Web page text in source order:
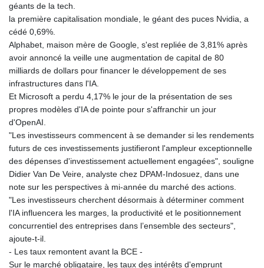
MXN 19.811612
MZN 73.835683
NAD 18.719883
NGN 1573.640789
NOK 10.986386
NPR 175.441455
OMR 0.444252
PAB 1.152294
PEN 3.902292
PGK 5.092273
PHP 70.184643
PKR 319.904254
PLN 4.298497
PYG 6851.557409
RON 5.248053
RSD 117.311005
géants de la tech.
la première capitalisation mondiale, le géant des puces Nvidia, a
cédé 0,69%.
Alphabet, maison mère de Google, s'est repliée de 3,81% après
avoir annoncé la veille une augmentation de capital de 80
milliards de dollars pour financer le développement de ses
infrastructures dans l'IA.
Et Microsoft a perdu 4,17% le jour de la présentation de ses
propres modèles d'IA de pointe pour s'affranchir un jour
d'OpenAI.
"Les investisseurs commencent à se demander si les rendements
futurs de ces investissements justifieront l'ampleur exceptionnelle
des dépenses d'investissement actuellement engagées", souligne
Didier Van De Veire, analyste chez DPAM-Indosuez, dans une
note sur les perspectives à mi-année du marché des actions.
"Les investisseurs cherchent désormais à déterminer comment
l'IA influencera les marges, la productivité et le positionnement
concurrentiel des entreprises dans l’ensemble des secteurs",
ajoute-t-il.
- Les taux remontent avant la BCE -
Sur le marché obligataire, les taux des intérêts d'emprunt